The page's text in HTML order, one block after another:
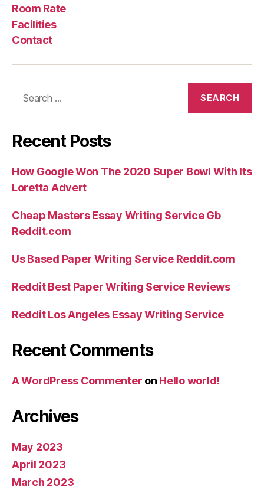
Room Rate
Facilities
Contact
Recent Posts
How Google Won The 2020 Super Bowl With Its
Loretta Advert
Cheap Masters Essay Writing Service Gb
Reddit.com
Us Based Paper Writing Service Reddit.com
Reddit Best Paper Writing Service Reviews
Reddit Los Angeles Essay Writing Service
Recent Comments
A WordPress Commenter on Hello world!
Archives
May 2023
April 2023
March 2023